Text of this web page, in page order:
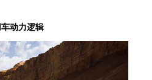
动力逻辑